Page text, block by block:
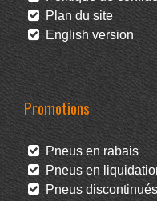
Plan du site
English version
Promotions
Pneus en rabais
Pneus en
Pneus discontinués